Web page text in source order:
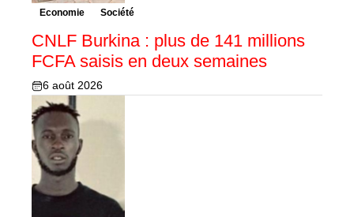
Economie Société
CNLF Burkina : plus de 141 millions
FCFA saisis en deux semaines
6 août 2026